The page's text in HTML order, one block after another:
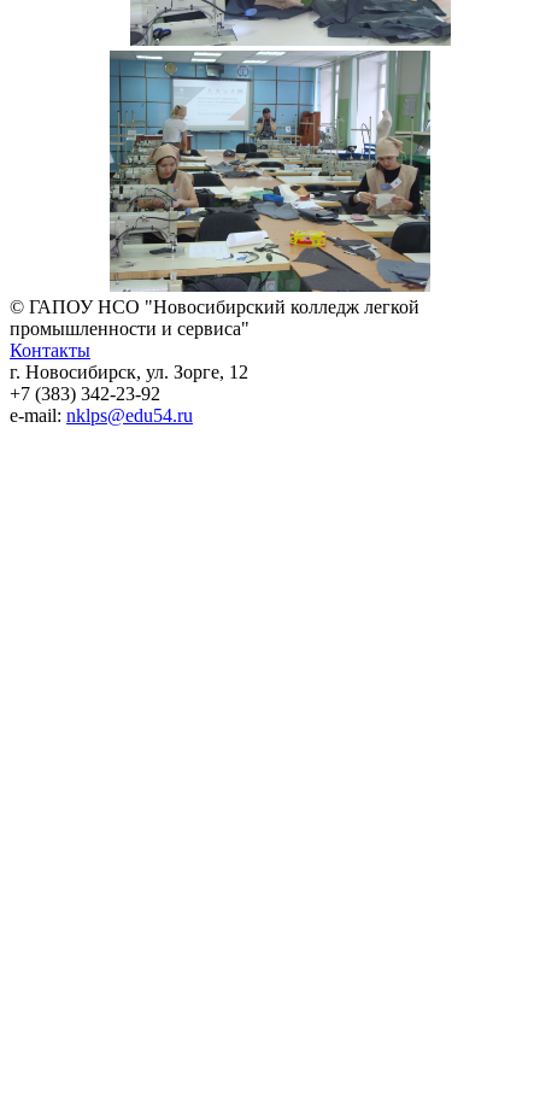
© ГАПОУ НСО "Новосибирский колледж легкой
промышленности и сервиса"
Контакты
г. Новосибирск, ул. Зорге, 12
+7 (383) 342-23-92
e-mail: nklps@edu54.ru